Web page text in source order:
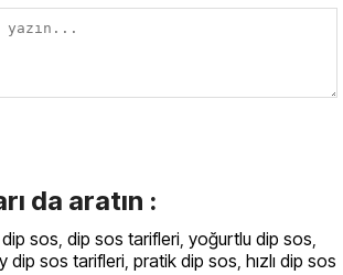
da aratın :
sos, dip sos tarifleri, yoğurtlu dip sos,
dip sos tarifleri, pratik dip sos, hızlı dip sos